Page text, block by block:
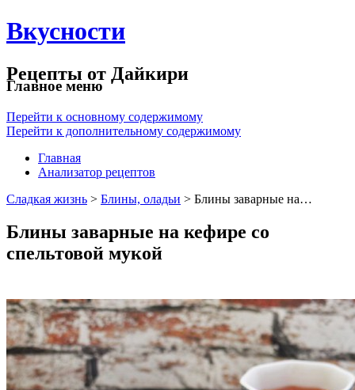
Вкусности
Рецепты от Дайкири
Главное меню
Перейти к основному содержимому
Перейти к дополнительному содержимому
Главная
Анализатор рецептов
Сладкая жизнь > Блины, оладьи > Блины заварные на…
Блины заварные на кефире со
спельтовой мукой